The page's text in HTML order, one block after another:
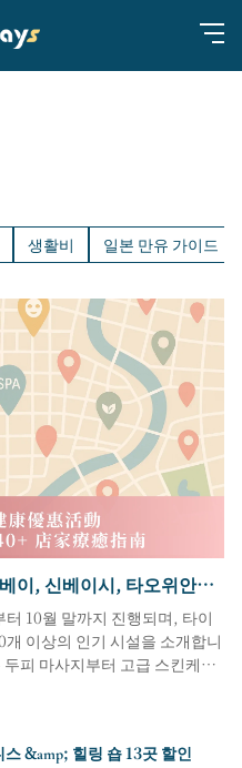
생활비 일본 만유 가이드
이, 신베이시, 타오위안의
10월 말까지 진행되며, 타이
이상의 인기 시설을 소개합니
피 마사지부터 고급 스킨케어
&amp; 힐링 숍 13곳 할인